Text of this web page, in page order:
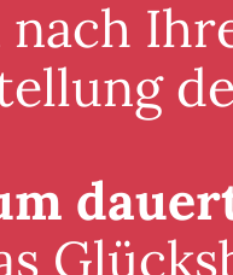
nach